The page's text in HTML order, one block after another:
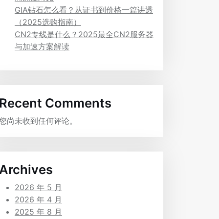
GIA钻石怎么看？从证书到价格一篇讲透
（2025选购指南）
CN2专线是什么？2025最全CN2服务器
与加速方案解读
Comments
尚未收到任何评论。
2026 年 5 月
2026 年 4 月
2025 年 8 月